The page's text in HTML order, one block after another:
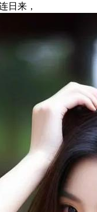
日来，